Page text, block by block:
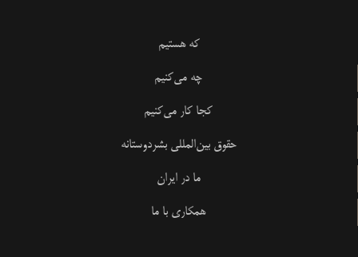
که هستیم
چه می‌کنیم
کجا کار می‌کنیم
حقوق بین‌المللی بشردوستانه
ما در ایران
همکاری با ما